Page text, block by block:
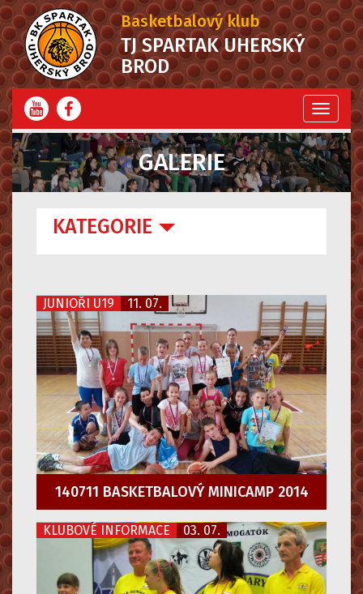
Basketbalový klub
TJ SPARTAK UHERSKÝ
BROD
Menu
GALERIE
KATEGORIE
JUNIOŘI U19 11. 07.
140711 BASKETBALOVÝ MINICAMP 2014
KLUBOVÉ INFORMACE 03. 07.